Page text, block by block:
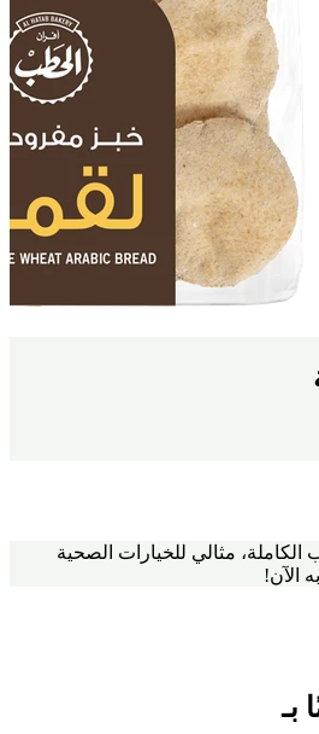
مثالي للخيارات الصحية
الآن!
بـ